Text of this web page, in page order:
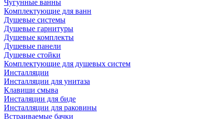
Чугунные ванны
Комплектующие для ванн
Душевые системы
Душевые гарнитуры
Душевые комплекты
Душевые панели
Душевые стойки
Комплектующие для душевых систем
Инсталляции
Инсталляции для унитаза
Клавиши смыва
Инсталяции для биде
Инсталляции для раковины
Встраиваемые бачки